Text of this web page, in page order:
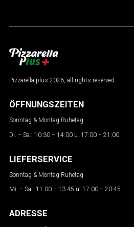
Pizzarella-plus 2026, all rights reserved
ÖFFNUNGSZEITEN
Sonntag & Montag Ruhetag
Di. − Sa.: 10:30 − 14:00 u. 17:00 − 21:00
LIEFERSERVICE
Sonntag & Montag Ruhetag
Mi. − Sa.: 11:00 − 13:45 u. 17:00 − 20:45
ADRESSE